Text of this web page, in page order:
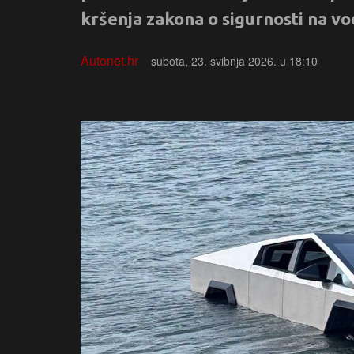
kršenja zakona o sigurnosti na
Autonet.hr subota, 23. svibnja 2026. u 18:10